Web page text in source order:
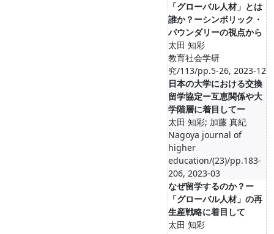
「グローバル人材」とは
誰か？ーシンボリック・
バウンダリーの視点から
太田 知彩
教育社会学研
究/113/pp.5-26, 2023-12
日本の大学における交換
留学協定ー互恵関係や大
学階層に着目してー
太田 知彩; 加藤 真紀
Nagoya journal of
higher
education/(23)/pp.183-
206, 2023-03
なぜ留学するのか？ー
「グローバル人材」の再
生産戦略に着目して
太田 知彩